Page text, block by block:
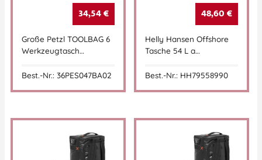
34,54€
Große Petzl TOOLBAG 6
Werkzeugtasch…
Best.-Nr.: 36PES047BA02
48,60€
Helly Hansen Offshore
Tasche 54 L a…
Best.-Nr.: HH79558990